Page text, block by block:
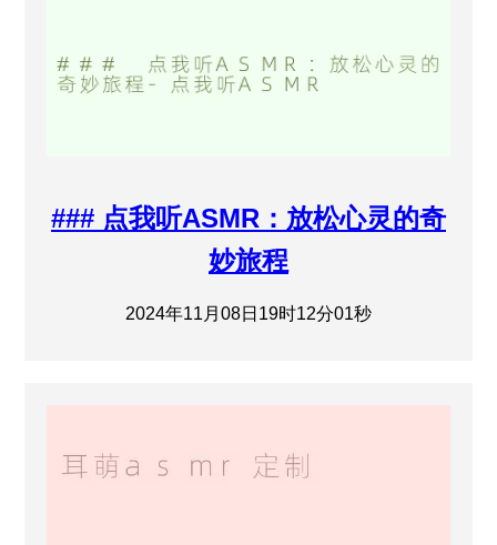
### 点我听ASMR：放松心灵的奇
妙旅程
2024年11月08日19时12分01秒